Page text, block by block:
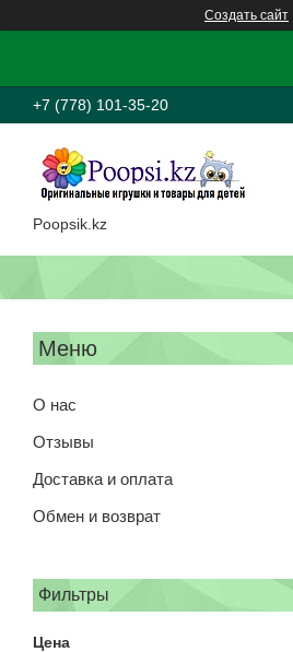
Создать сайт
+7 (778) 101-35-20
Poopsik.kz
О нас
Отзывы
Доставка и оплата
Обмен и возврат
Фильтры
Цена